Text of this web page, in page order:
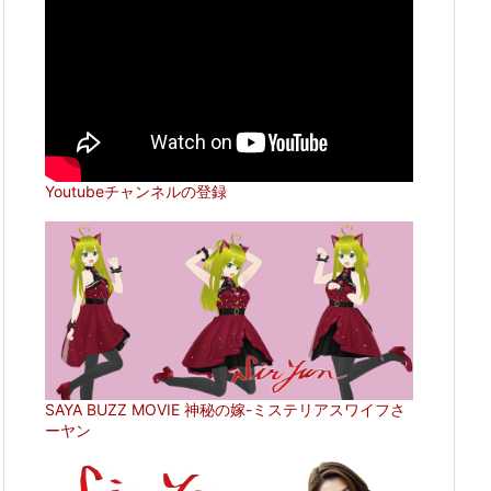
Youtubeチャンネルの登録
SAYA BUZZ MOVIE 神秘の嫁-ミステリアスワイフさ
ーヤン